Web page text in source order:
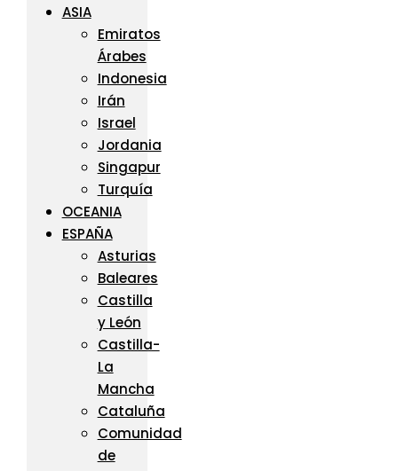
ASIA
Emiratos
Árabes
Indonesia
Irán
Israel
Jordania
Singapur
Turquía
OCEANIA
ESPAÑA
Asturias
Baleares
Castilla
y León
Castilla-
La
Mancha
Cataluña
Comunidad
de